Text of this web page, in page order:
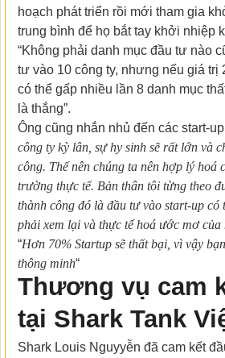
hoạch phát triển rồi mới tham gia
trung bình để họ bắt tay khởi nhiệp
“Không phải danh mục đầu tư nào
tư vào 10 công ty, nhưng nếu giá trị
có thể gấp nhiều lần 8 danh mục
là thắng”.
Ông cũng nhắn nhủ đến các start-
công ty kỳ lân, sự hy sinh sẽ rất lớn và
công. Thế nên chúng ta nên hợp lý hoá
trường thực tế. Bản thân tôi từng theo
thành công đó là đầu tư vào start-up
phải xem lại và thực tế hoá ước mơ của
“Hơn 70% Startup sẽ thất bại, vì vậy
thông minh“
Thương vụ cam
tại Shark Tank
Shark Louis Nguyyễn đã cam kết